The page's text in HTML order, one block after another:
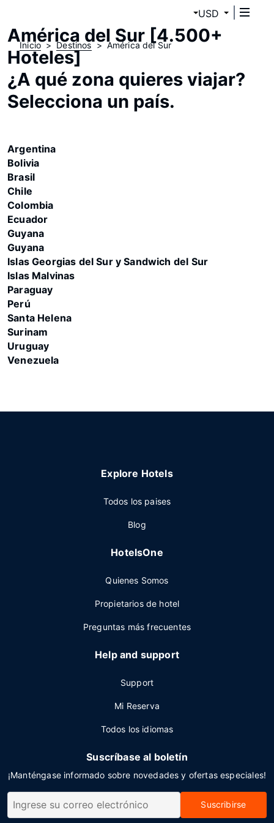
USD
Inicio Destinos América del Sur
América del Sur [4.500+
Hoteles]
¿A qué zona quieres viajar?
Selecciona un país.
Argentina
Bolivia
Brasil
Chile
Colombia
Ecuador
Guyana
Guyana
Islas Georgias del Sur y Sandwich del Sur
Islas Malvinas
Paraguay
Perú
Santa Helena
Surinam
Uruguay
Venezuela
Explore Hotels
Todos los paises
Blog
HotelsOne
Quienes Somos
Propietarios de hotel
Preguntas más frecuentes
Help and support
Support
Mi Reserva
Todos los idiomas
Suscríbase al boletín
¡Manténgase informado sobre novedades y ofertas especiales!
Suscribirse